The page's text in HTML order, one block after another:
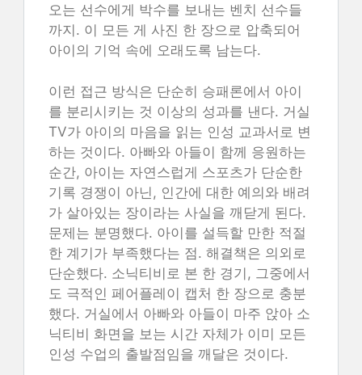
오는 선수에게 박수를 보내는 벤치 선수들
까지. 이 모든 게 사진 한 장으로 압축되어
아이의 기억 속에 오래도록 남는다.
이런 접근 방식은 단순히 승패론에서 아이
를 분리시키는 것 이상의 성과를 낸다. 거실
TV가 아이의 마음을 읽는 인성 교과서로 변
하는 것이다. 아빠와 아들이 함께 응원하는
순간, 아이는 자연스럽게 스포츠가 단순한
기록 경쟁이 아닌, 인간에 대한 예의와 배려
가 살아있는 장이라는 사실을 깨닫게 된다.
문제는 분명했다. 아이를 설득할 만한 적절
한 계기가 부족했다는 점. 해결책은 의외로
단순했다. 소닉티비로 본 한 경기, 그중에서
도 극적인 페어플레이 캡처 한 장으로 충분
했다. 거실에서 아빠와 아들이 마주 앉아 소
닉티비 화면을 보는 시간 자체가 이미 모든
인성 수업의 출발점임을 깨달은 것이다.